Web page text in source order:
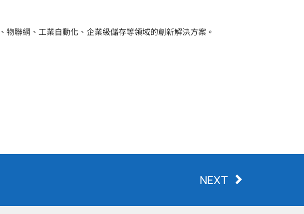
聯網、工業自動化、企業級儲存等領域的創新解決方案。
NEXT